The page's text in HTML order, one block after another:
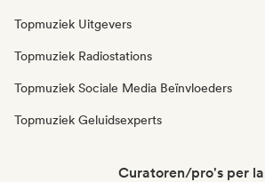
Topmuziek Uitgevers
Topmuziek Radiostations
Topmuziek Sociale Media Beïnvloeders
Topmuziek Geluidsexperts
Curatoren/pro's per